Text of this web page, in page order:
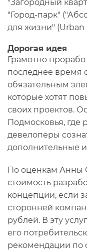
"Загородный
"Город-парк"
для жизни" (Urban
Дорогая идея
Грамотно
последнее время
обязательным
которые хотят
своих проектов.
Подмосковья, где
девелоперы
дополнительные
По оценкам Анны
стоимость
концепции, если
сторонней
рублей. В эту
его
рекомендации по